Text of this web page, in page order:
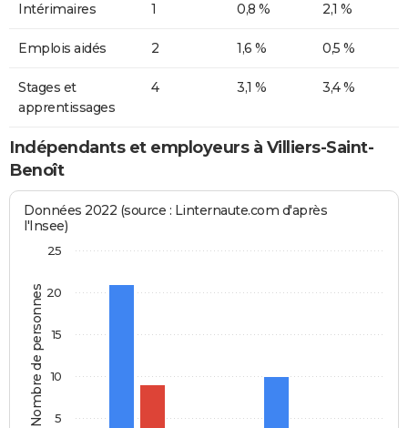
Intérimaires 1 0,8 % 2,1 %
Emplois aidés 2 1,6 % 0,5 %
Stages et
apprentissages
4 3,1 % 3,4 %
Indépendants et employeurs à Villiers-Saint-
Benoît
Nombre de personnes
Données 2022 (source : Linternaute.com d'après
l'Insee)
5
10
15
20
25